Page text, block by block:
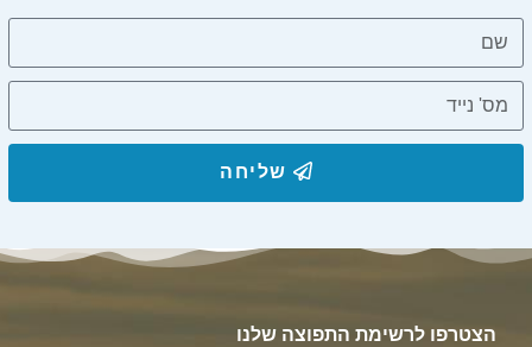
שליחה
הצטרפו לרשימת התפוצה שלנו